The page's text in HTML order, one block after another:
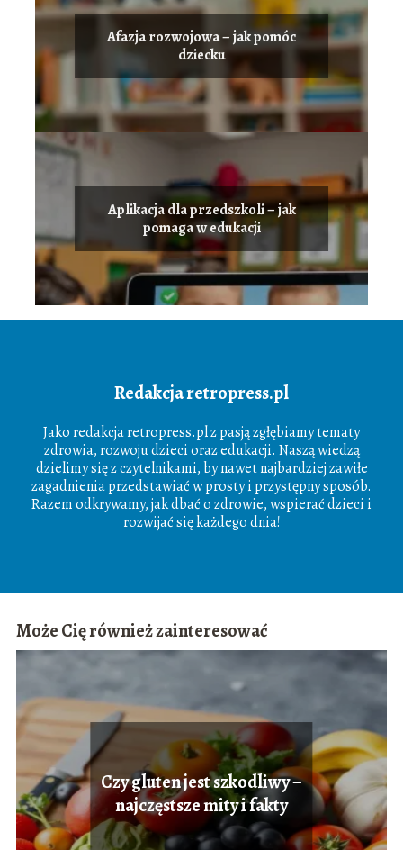
Afazja rozwojowa – jak pomóc
dziecku
Aplikacja dla przedszkoli – jak
pomaga w edukacji
Redakcja retropress.pl
Jako redakcja retropress.pl z pasją zgłębiamy tematy
zdrowia, rozwoju dzieci oraz edukacji. Naszą wiedzą
dzielimy się z czytelnikami, by nawet najbardziej zawiłe
zagadnienia przedstawiać w prosty i przystępny sposób.
Razem odkrywamy, jak dbać o zdrowie, wspierać dzieci i
rozwijać się każdego dnia!
Może Cię również zainteresować
Czy gluten jest szkodliwy –
najczęstsze mity i fakty